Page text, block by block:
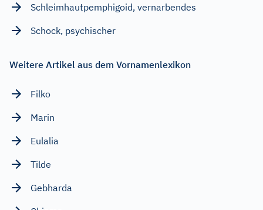
Schleimhautpemphigoid, vernarbendes
Schock, psychischer
Weitere Artikel aus dem Vornamenlexikon
Filko
Marin
Eulalia
Tilde
Gebharda